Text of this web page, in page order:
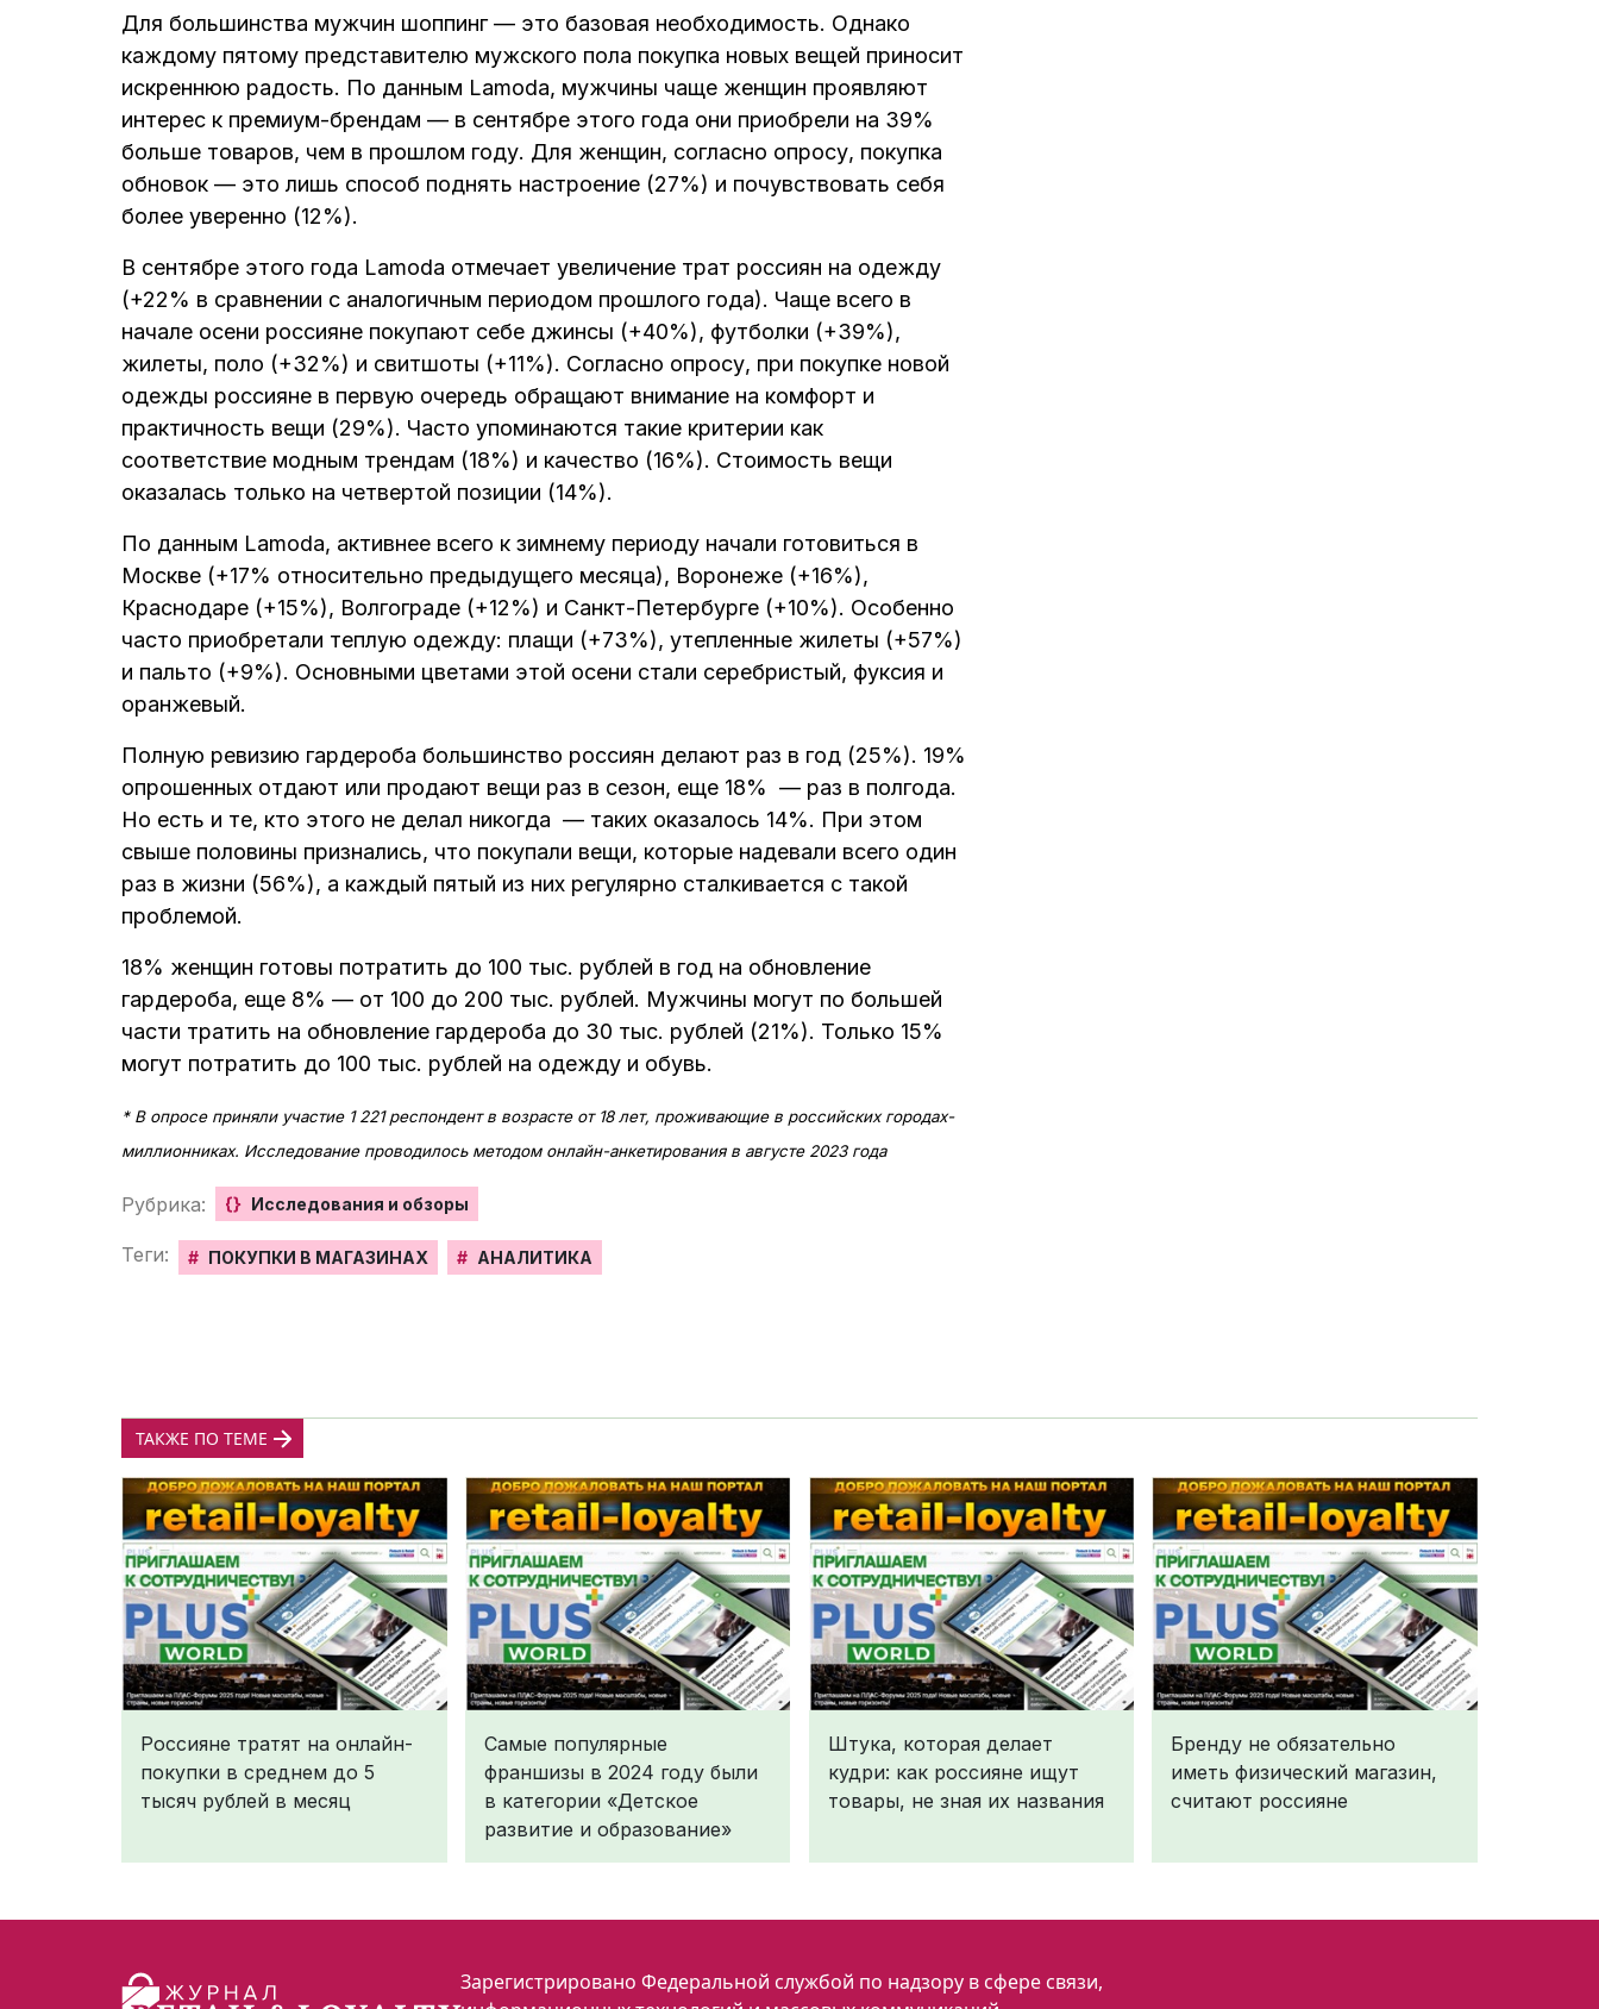
Для большинства мужчин шоппинг — это базовая необходимость. Однако
каждому пятому представителю мужского пола покупка новых вещей приносит
искреннюю радость. По данным Lamoda, мужчины чаще женщин проявляют
интерес к премиум-брендам — в сентябре этого года они приобрели на 39%
больше товаров, чем в прошлом году. Для женщин, согласно опросу, покупка
обновок — это лишь способ поднять настроение (27%) и почувствовать себя
более уверенно (12%).
В сентябре этого года Lamoda отмечает увеличение трат россиян на одежду
(+22% в сравнении с аналогичным периодом прошлого года). Чаще всего в
начале осени россияне покупают себе джинсы (+40%), футболки (+39%),
жилеты, поло (+32%) и свитшоты (+11%). Согласно опросу, при покупке новой
одежды россияне в первую очередь обращают внимание на комфорт и
практичность вещи (29%). Часто упоминаются такие критерии как
соответствие модным трендам (18%) и качество (16%). Стоимость вещи
оказалась только на четвертой позиции (14%).
По данным Lamoda, активнее всего к зимнему периоду начали готовиться в
Москве (+17% относительно предыдущего месяца), Воронеже (+16%),
Краснодаре (+15%), Волгограде (+12%) и Санкт-Петербурге (+10%). Особенно
часто приобретали теплую одежду: плащи (+73%), утепленные жилеты (+57%)
и пальто (+9%). Основными цветами этой осени стали серебристый, фуксия и
оранжевый.
Полную ревизию гардероба большинство россиян делают раз в год (25%). 19%
опрошенных отдают или продают вещи раз в сезон, еще 18% — раз в полгода.
Но есть и те, кто этого не делал никогда — таких оказалось 14%. При этом
свыше половины признались, что покупали вещи, которые надевали всего один
раз в жизни (56%), а каждый пятый из них регулярно сталкивается с такой
проблемой.
18% женщин готовы потратить до 100 тыс. рублей в год на обновление
гардероба, еще 8% — от 100 до 200 тыс. рублей. Мужчины могут по большей
части тратить на обновление гардероба до 30 тыс. рублей (21%). Только 15%
могут потратить до 100 тыс. рублей на одежду и обувь.
* В опросе приняли участие 1 221 респондент в возрасте от 18 лет, проживающие в российских городах-
миллионниках. Исследование проводилось методом онлайн-анкетирования в августе 2023 года
Рубрика: {} Исследования и обзоры
Теги: # ПОКУПКИ В МАГАЗИНАХ # АНАЛИТИКА
ТАКЖЕ ПО ТЕМЕ
Россияне тратят на онлайн-
покупки в среднем до 5
тысяч рублей в месяц
Самые популярные
франшизы в 2024 году были
в категории «Детское
развитие и образование»
Штука, которая делает
кудри: как россияне ищут
товары, не зная их названия
Бренду не обязательно
иметь физический магазин,
считают россияне
Зарегистрировано Федеральной службой по надзору в сфере связи,